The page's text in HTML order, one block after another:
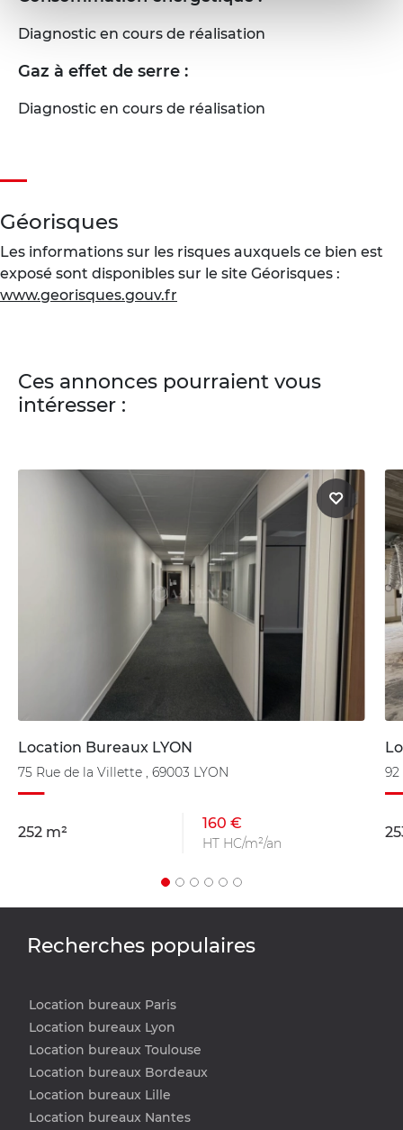
Diagnostic en cours de réalisation
Gaz à effet de serre :
Diagnostic en cours de réalisation
Géorisques
Les informations sur les risques auxquels ce bien est
exposé sont disponibles sur le site Géorisques :
www.georisques.gouv.fr
Ces annonces pourraient vous
intéresser :
Location Bureaux LYON
75 Rue de la Villette , 69003 LYON
252 m²
160 €
HT HC/m²/an
92
Recherches populaires
Location bureaux Paris
Location bureaux Lyon
Location bureaux Toulouse
Location bureaux Bordeaux
Location bureaux Lille
Location bureaux Nantes